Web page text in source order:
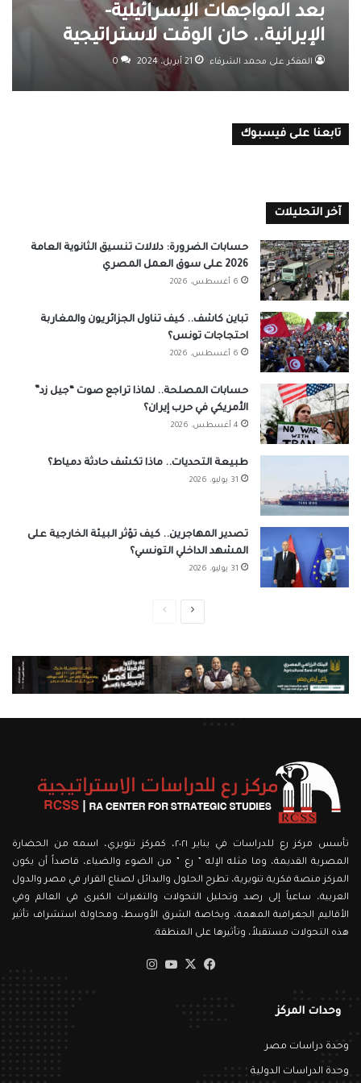
بعد المواجهات الإسرائيلية-
الإيرانية.. حان الوقت لاستراتيجية
بناء النظام العربي
المفكر على محمد الشرفاء 21 أبريل، 2024 0
تابعنا على فيسبوك
آخر التحليلات
حسابات الضرورة: دلالات تنسيق الثانوية العامة
2026 على سوق العمل المصري
6 أغسطس، 2026
تباين كاشف.. كيف تناول الجزائريون والمغاربة
احتجاجات تونس؟
6 أغسطس، 2026
حسابات المصلحة.. لماذا تراجع صوت “جيل زد”
الأمريكي في حرب إيران؟
4 أغسطس، 2026
طبيعة التحديات.. ماذا تكشف حادثة دمياط؟
31 يوليو، 2026
تصدير المهاجرين.. كيف تؤثر البيئة الخارجية على
المشهد الداخلي التونسي؟
31 يوليو، 2026
الصفحةالصفحة
تأسس مركز رع للدراسات في يناير ٢٠٢١، كمركز تنويري، اسمه من الحضارة
المصرية القديمة، وما مثله الإله ” رع ” من الضوء والضياء، قاصداً أن يكون
المركز منصة فكرية تنويرية، تطرح الحلول والبدائل لصناع القرار في مصر والدول
العربية، ساعياً إلى رصد وتحليل التحولات والتغيرات الكبرى في العالم وفي
الأقاليم الجغرافية المهمة، وبخاصة الشرق الأوسط، ومحاولة استشراف تأثير
هذه التحولات مستقبلاً، وتأثيرها على المنطقة.
فيسبوك
‫X
‫YouTube
وحدات المركز
وحدة دراسات مصر
وحدة الدراسات الدولية